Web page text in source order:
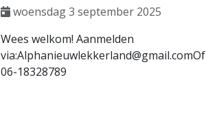
woensdag 3 september 2025
Wees welkom! Aanmelden
via:Alphanieuwlekkerland@gmail.comOf
06-18328789